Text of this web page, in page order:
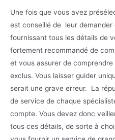
Une fois que vous avez
est conseillé de leur demander
fournissant tous les détails de
fortement recommandé de
et vous assurer de
exclus. Vous laisser guider
serait une grave erreur. La
de service de chaque
compte. Vous devez donc
tous ces détails, de sorte à